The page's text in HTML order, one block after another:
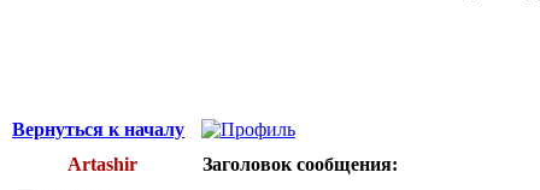
Вернуться к началу
Artashir
Заголовок сообщения: